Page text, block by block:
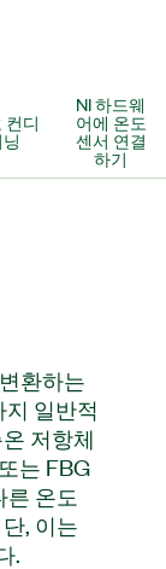
컨디
NI 하드웨
어에 온도
센서 연결
하기
환하는
일반적
저항체
는 FBG
온도
, 이는
.